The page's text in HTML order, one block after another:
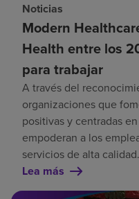
Noticias
Modern
Health entre los
para trabajar
A través del
organizaciones que
positivas y centradas
empoderan a los
servicios de alta calidad.
Lea más